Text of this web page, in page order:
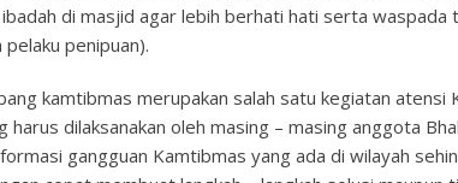
ibadah di masjid agar lebih berhati hati serta waspada
penipuan).
kamtibmas merupakan salah satu kegiatan
harus dilaksanakan oleh masing – masing anggota
gangguan Kamtibmas yang ada di wilayah